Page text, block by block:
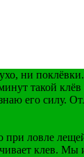
ни
такой
его силу.
ловле